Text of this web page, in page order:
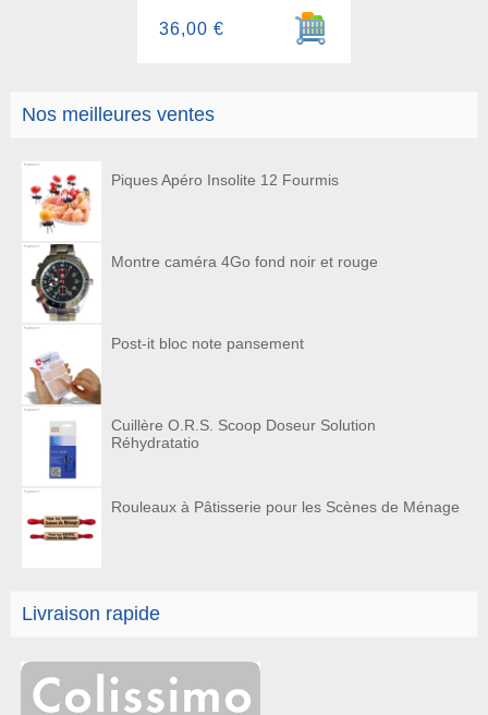
Nos meilleures ventes
Piques Apéro Insolite 12 Fourmis
Montre caméra 4Go fond noir et rouge
Post-it bloc note pansement
Cuillère O.R.S. Scoop Doseur Solution
Réhydratatio
Rouleaux à Pâtisserie pour les Scènes de Ménage
Livraison rapide
Ajouter au panier
36,00 €